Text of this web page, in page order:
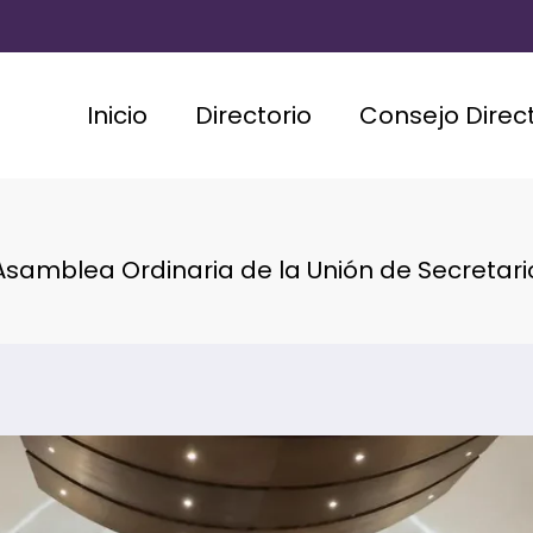
Inicio Directorio Consejo
Ordinaria de la Unión de